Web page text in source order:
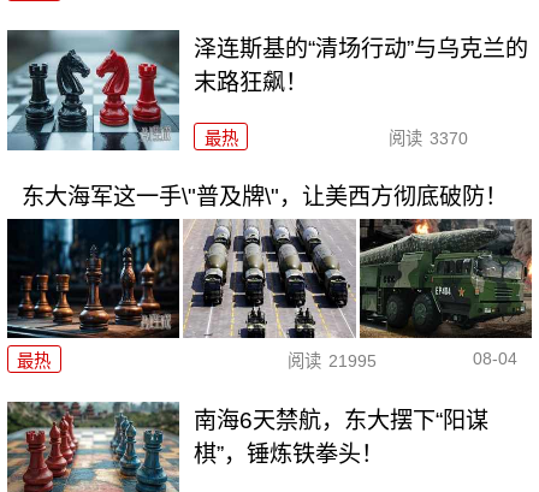
泽连斯基的“清场行动”与乌克兰的
末路狂飙！
最热 阅读 3370
东大海军这一手\"普及牌\"，让美西方彻底破防！
最热 阅读 21995 08-04
南海6天禁航，东大摆下“阳谋
棋”，锤炼铁拳头！